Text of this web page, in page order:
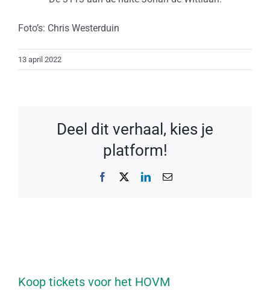
Foto’s: Chris Westerduin
13 april 2022
Deel dit verhaal, kies je
platform!
Facebook LinkedIn
E-
Koop tickets voor het HOVM